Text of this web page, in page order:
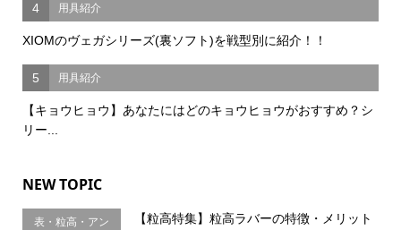
4 用具紹介
XIOMのヴェガシリーズ(裏ソフト)を戦型別に紹介！！
5 用具紹介
【キョウヒョウ】あなたにはどのキョウヒョウがおすすめ？シ
リー...
NEW TOPIC
表・粒高・アン
【粒高特集】粒高ラバーの特徴・メリット